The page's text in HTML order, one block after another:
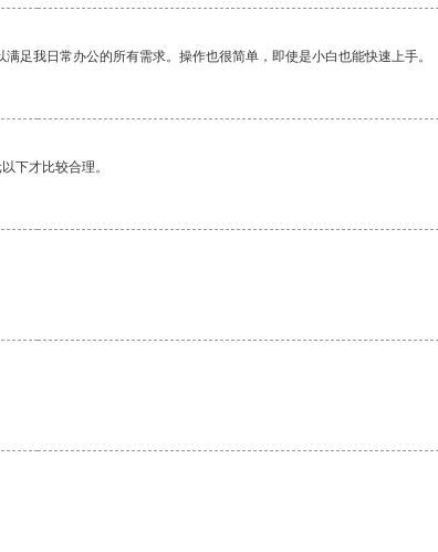
足我日常办公的所有需求。操作也很简单，即使是小白也能快速上手。
下才比较合理。